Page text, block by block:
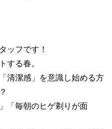
ッフです！
する春。
清潔感」を意識し始める方
「毎朝のヒゲ剃りが面